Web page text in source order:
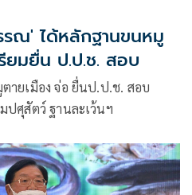
ณ' ได้หลักฐานขนหมู
ยมยื่น ป.ป.ช. สอบ
ายเมือง จ่อ ยื่นป.ป.ช. สอบ
ปศุสัตว์ ฐานละเว้นฯ